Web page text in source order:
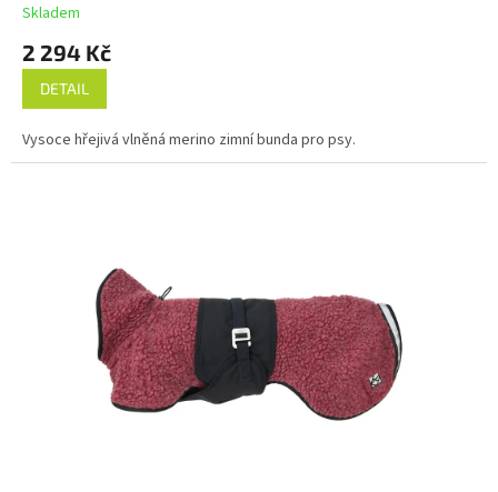
Skladem
2 294 Kč
DETAIL
Vysoce hřejivá vlněná merino zimní bunda pro psy.